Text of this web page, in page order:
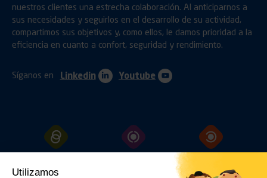
Utilizamos
nuestros clientes una estrecha colaboración. Al anticiparnos a
sus necesidades y seguirlos en el desarrollo de su actividad,
compartimos sus objetivos y, como ellos, le damos prioridad a la
eficiencia en cuanto a confort, seguridad y rendimiento.
Síganos en Linkedin Youtube